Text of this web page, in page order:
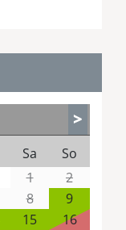
Sa
So
1
2
8
9
15
16
>